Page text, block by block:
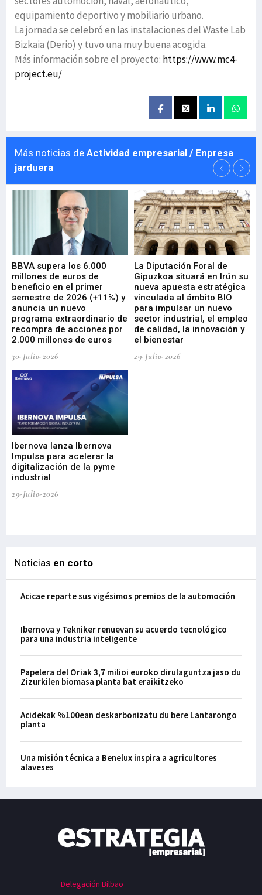
equipamiento deportivo y mobiliario urbano.
La jornada se celebró en las instalaciones del Waste Lab
Bizkaia (Derio) y tuvo una muy buena acogida.
Más información sobre el proyecto: https://www.mc4-
project.eu/
Más noticias de Actividad empresarial / Enpresa
jarduera
BBVA supera los 6.000
millones de euros de
beneficio en el primer
semestre de 2026 (+11%) y
anuncia un nuevo
programa extraordinario de
recompra de acciones por
2.000 millones de euros
30-Julio-2026
La Diputación Foral de
Gipuzkoa situará en Irún su
nueva apuesta estratégica
vinculada al ámbito BIO
para impulsar un nuevo
sector industrial, el empleo
de calidad, la innovación y
el bienestar
29-Julio-2026
Ibernova lanza Ibernova
Impulsa para acelerar la
digitalización de la pyme
industrial
29-Julio-2026
Noticias en corto
Acicae reparte sus vigésimos premios de la automoción
Ibernova y Tekniker renuevan su acuerdo tecnológico
para una industria inteligente
Papelera del Oriak 3,7 milioi euroko dirulaguntza jaso du
Zizurkilen biomasa planta bat eraikitzeko
Acidekak %100ean deskarbonizatu du bere Lantarongo
planta
Una misión técnica a Benelux inspira a agricultores
alaveses
Delegación Bilbao